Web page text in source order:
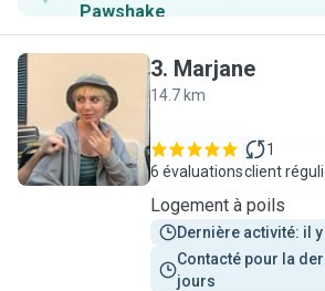
Pawshake.
M
3. Marjane
14.7 km
6 évaluations
1
client
Logement à poils
Dernière activité: il
Contacté pour la
jours